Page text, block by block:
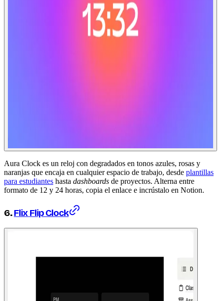
Aura Clock es un reloj con degradados en tonos azules, rosas y
naranjas que encaja en cualquier espacio de trabajo, desde plantillas
para estudiantes hasta dashboards de proyectos. Alterna entre
formato de 12 y 24 horas, copia el enlace e incrústalo en Notion.
6.Flix Flip Clock